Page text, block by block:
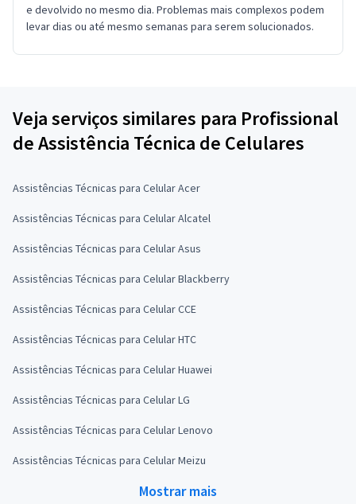
e devolvido no mesmo dia. Problemas mais complexos podem
levar dias ou até mesmo semanas para serem solucionados.
Veja serviços similares para Profissional
de Assistência Técnica de Celulares
Assistências Técnicas para Celular Acer
Assistências Técnicas para Celular Alcatel
Assistências Técnicas para Celular Asus
Assistências Técnicas para Celular Blackberry
Assistências Técnicas para Celular CCE
Assistências Técnicas para Celular HTC
Assistências Técnicas para Celular Huawei
Assistências Técnicas para Celular LG
Assistências Técnicas para Celular Lenovo
Assistências Técnicas para Celular Meizu
Mostrar mais